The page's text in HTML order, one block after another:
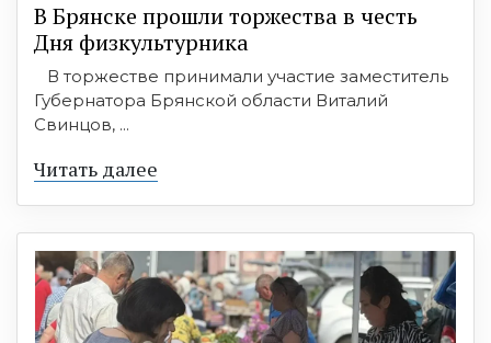
В Брянске прошли торжества в честь
Дня физкультурника
В торжестве принимали участие заместитель
Губернатора Брянской области Виталий
Свинцов, ...
Читать далее